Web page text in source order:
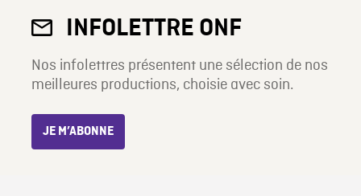
INFOLETTRE ONF
Nos infolettres présentent une sélection de nos
meilleures productions, choisie avec soin.
JE M’ABONNE